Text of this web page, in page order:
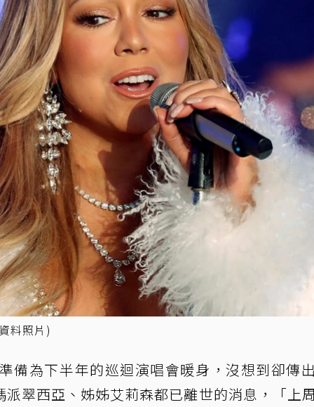
料照片)
備為下半年的巡迴演唱會暖身，沒想到卻傳
翠西亞、姊姊艾莉森都已離世的消息，「上